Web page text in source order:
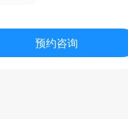
预约咨询